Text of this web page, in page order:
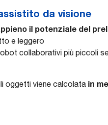
da visione
il potenziale del
e leggero
collaborativi più piccoli
oggetti viene calcolata in